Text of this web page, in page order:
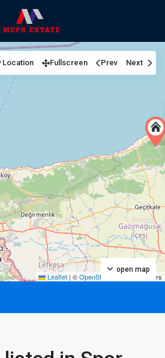
Leaflet | ©OpenStreetMap contributors
open map
Location Fullscreen Prev Next